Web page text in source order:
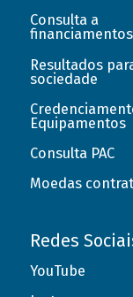
Consulta a
financiamentos
Resultados
sociedade
Equipamentos
Consulta PAC
Moedas
Redes
YouTube